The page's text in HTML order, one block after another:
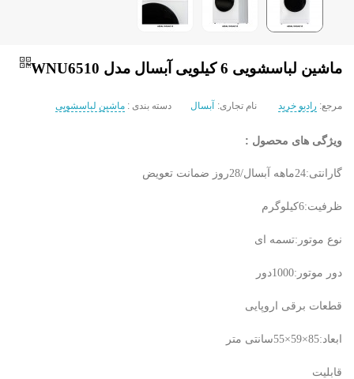
ماشین لباسشویی 6 کیلویی آبسال مدل WNU6510
مرجع: رادیو خرید نام تجاری: آبسال دسته بندی : ماشین لباسشویی
ویژگی های محصول :
گارانتی:24ماهه آبسال/28روز ضمانت تعویض
ظرفیت:6کیلوگرم
نوع موتور:تسمه ای
دور موتور:1000دور
قطعات برقی اروپایی
ابعاد:85×59×55سانتی متر
قابلیت